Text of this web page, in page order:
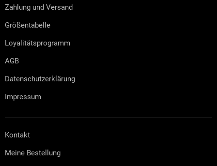
Zahlung und Versand
Größentabelle
Loyalitätsprogramm
AGB
Datenschutzerklärung
Impressum
Kontakt
Meine Bestellung